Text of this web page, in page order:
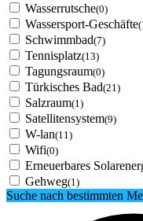
Wasserrutsche(0)
Wassersport-Geschäfte
Schwimmbad(7)
Tennisplatz(13)
Tagungsraum(0)
Türkisches Bad(21)
Salzraum(1)
Satellitensystem(9)
W-lan(11)
Wifi(0)
Erneuerbares
Gehweg(1)
Suche nach bestimmten